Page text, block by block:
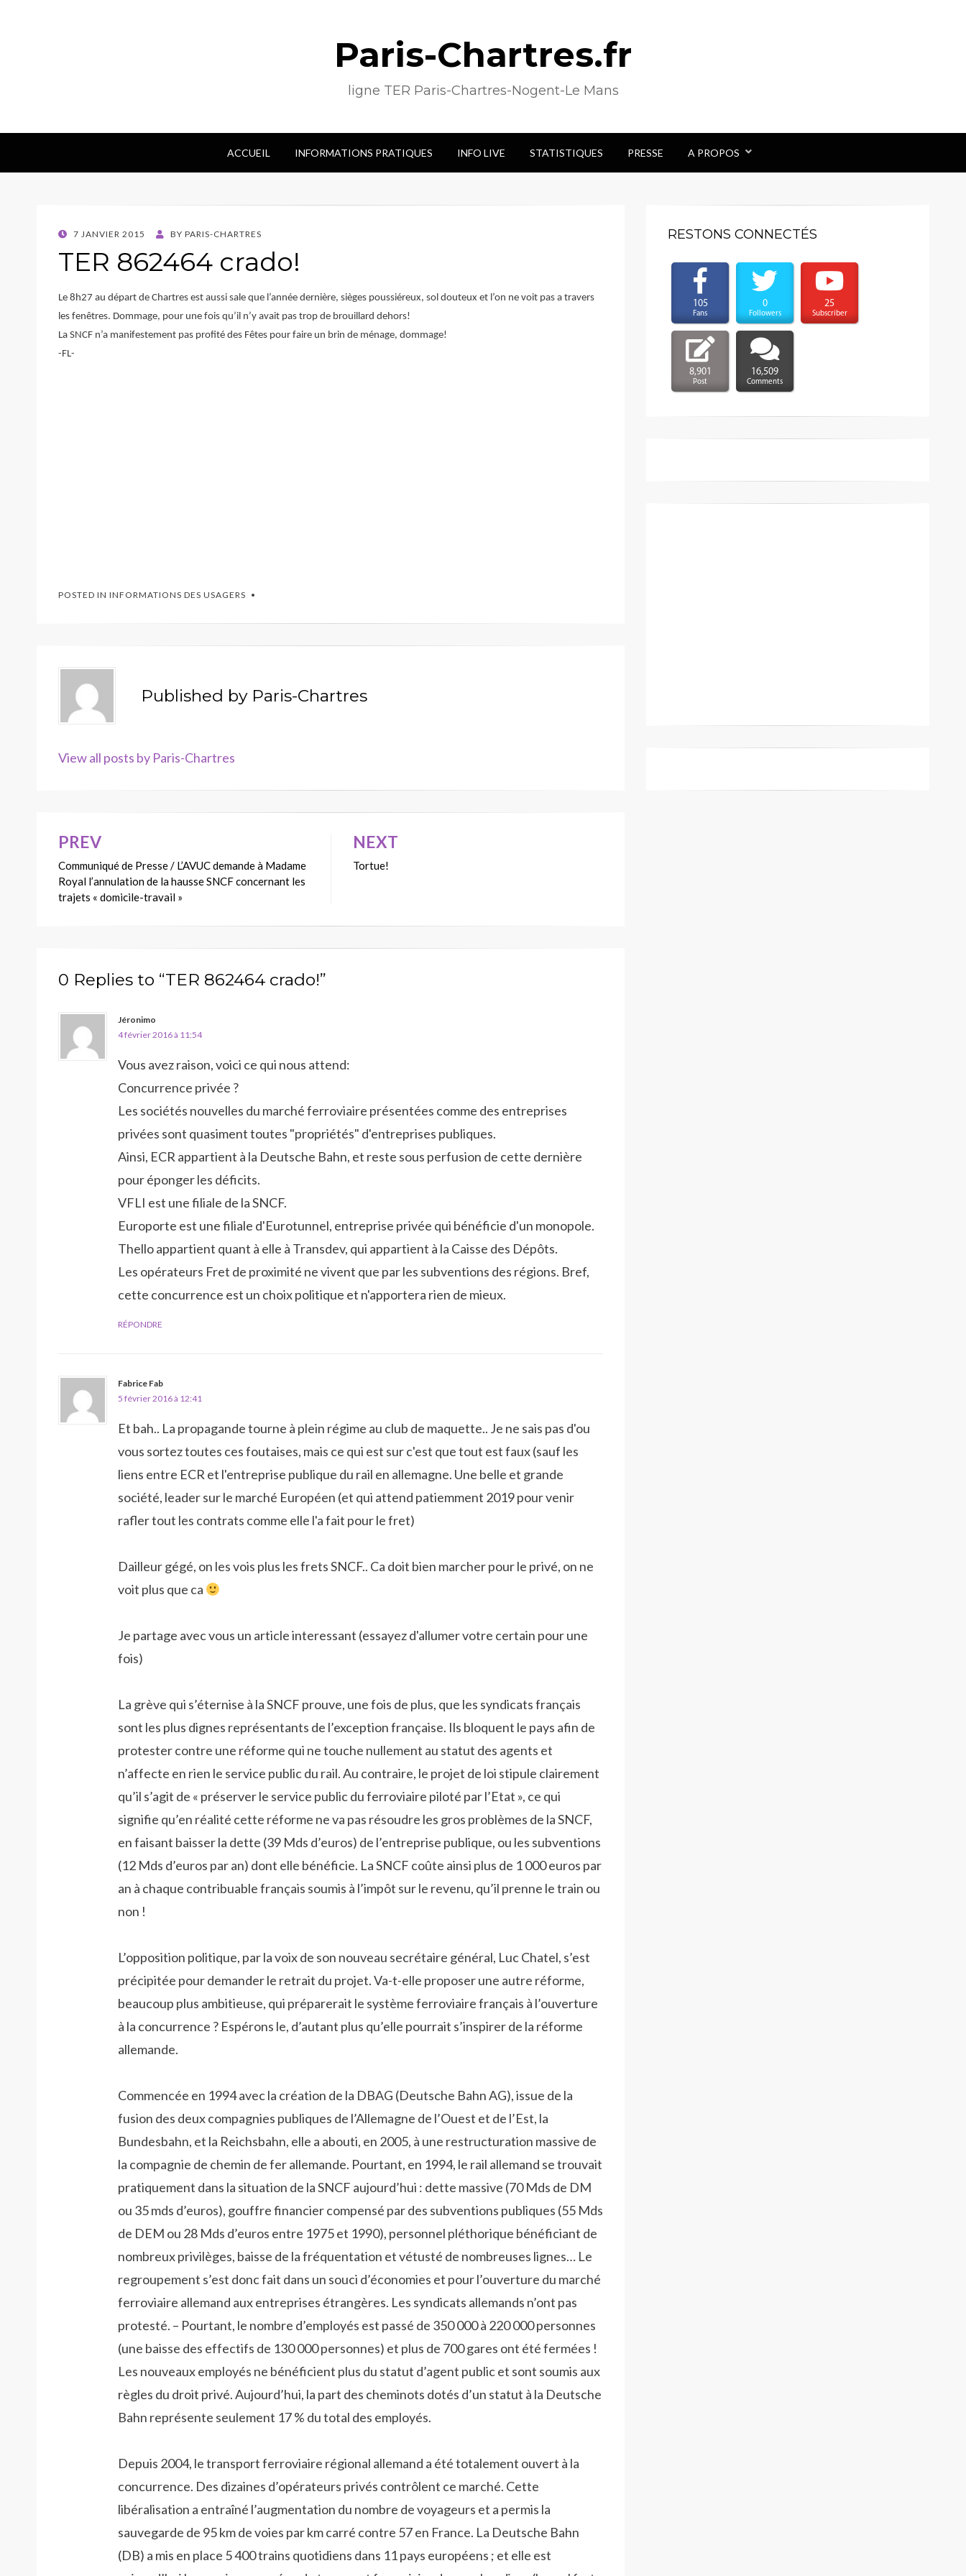
Paris-Chartres.fr
ligne TER Paris-Chartres-Nogent-Le Mans
ACCUEIL INFORMATIONS PRATIQUES INFO LIVE STATISTIQUES PRESSE A PROPOS
POSTED
7 JANVIER 2015 BY PARIS-CHARTRES
TER 862464 crado!
Le 8h27 au départ de Chartres est aussi sale que l’année dernière, sièges poussiéreux, sol douteux et l’on ne voit pas a travers
les fenêtres. Dommage, pour une fois qu’il n’y avait pas trop de brouillard dehors!
La SNCF n’a manifestement pas profité des Fêtes pour faire un brin de ménage, dommage!
-FL-
POSTED IN INFORMATIONS DES USAGERS
Published by Paris-Chartres
View all posts by Paris-Chartres
Navigation
de
l’article
PREV
Communiqué de Presse / L’AVUC demande à Madame
Royal l’annulation de la hausse SNCF concernant les
trajets « domicile-travail »
NEXT
Tortue!
0 Replies to “TER 862464 crado!”
Jéronimo
4 février 2016 à 11:54
Vous avez raison, voici ce qui nous attend:
Concurrence privée ?
Les sociétés nouvelles du marché ferroviaire présentées comme des entreprises
privées sont quasiment toutes "propriétés" d'entreprises publiques.
Ainsi, ECR appartient à la Deutsche Bahn, et reste sous perfusion de cette dernière
pour éponger les déficits.
VFLI est une filiale de la SNCF.
Europorte est une filiale d'Eurotunnel, entreprise privée qui bénéficie d'un monopole.
Thello appartient quant à elle à Transdev, qui appartient à la Caisse des Dépôts.
Les opérateurs Fret de proximité ne vivent que par les subventions des régions. Bref,
cette concurrence est un choix politique et n'apportera rien de mieux.
RÉPONDRE
Fabrice Fab
5 février 2016 à 12:41
Et bah.. La propagande tourne à plein régime au club de maquette.. Je ne sais pas d'ou
vous sortez toutes ces foutaises, mais ce qui est sur c'est que tout est faux (sauf les
liens entre ECR et l'entreprise publique du rail en allemagne. Une belle et grande
société, leader sur le marché Européen (et qui attend patiemment 2019 pour venir
rafler tout les contrats comme elle l'a fait pour le fret)
Dailleur gégé, on les vois plus les frets SNCF.. Ca doit bien marcher pour le privé, on ne
voit plus que ca
Je partage avec vous un article interessant (essayez d'allumer votre certain pour une
fois)
La grève qui s’éternise à la SNCF prouve, une fois de plus, que les syndicats français
sont les plus dignes représentants de l’exception française. Ils bloquent le pays afin de
protester contre une réforme qui ne touche nullement au statut des agents et
n’affecte en rien le service public du rail. Au contraire, le projet de loi stipule clairement
qu’il s’agit de « préserver le service public du ferroviaire piloté par l’Etat », ce qui
signifie qu’en réalité cette réforme ne va pas résoudre les gros problèmes de la SNCF,
en faisant baisser la dette (39 Mds d’euros) de l’entreprise publique, ou les subventions
(12 Mds d’euros par an) dont elle bénéficie. La SNCF coûte ainsi plus de 1 000 euros par
an à chaque contribuable français soumis à l’impôt sur le revenu, qu’il prenne le train ou
non !
L’opposition politique, par la voix de son nouveau secrétaire général, Luc Chatel, s’est
précipitée pour demander le retrait du projet. Va-t-elle proposer une autre réforme,
beaucoup plus ambitieuse, qui préparerait le système ferroviaire français à l’ouverture
à la concurrence ? Espérons le, d’autant plus qu’elle pourrait s’inspirer de la réforme
allemande.
Commencée en 1994 avec la création de la DBAG (Deutsche Bahn AG), issue de la
fusion des deux compagnies publiques de l’Allemagne de l’Ouest et de l’Est, la
Bundesbahn, et la Reichsbahn, elle a abouti, en 2005, à une restructuration massive de
la compagnie de chemin de fer allemande. Pourtant, en 1994, le rail allemand se trouvait
pratiquement dans la situation de la SNCF aujourd’hui : dette massive (70 Mds de DM
ou 35 mds d’euros), gouffre financier compensé par des subventions publiques (55 Mds
de DEM ou 28 Mds d’euros entre 1975 et 1990), personnel pléthorique bénéficiant de
nombreux privilèges, baisse de la fréquentation et vétusté de nombreuses lignes… Le
regroupement s’est donc fait dans un souci d’économies et pour l’ouverture du marché
ferroviaire allemand aux entreprises étrangères. Les syndicats allemands n’ont pas
protesté. – Pourtant, le nombre d’employés est passé de 350 000 à 220 000 personnes
(une baisse des effectifs de 130 000 personnes) et plus de 700 gares ont été fermées !
Les nouveaux employés ne bénéficient plus du statut d’agent public et sont soumis aux
règles du droit privé. Aujourd’hui, la part des cheminots dotés d’un statut à la Deutsche
Bahn représente seulement 17 % du total des employés.
Depuis 2004, le transport ferroviaire régional allemand a été totalement ouvert à la
concurrence. Des dizaines d’opérateurs privés contrôlent ce marché. Cette
libéralisation a entraîné l’augmentation du nombre de voyageurs et a permis la
sauvegarde de 95 km de voies par km carré contre 57 en France. La Deutsche Bahn
(DB) a mis en place 5 400 trains quotidiens dans 11 pays européens ; et elle est
RESTONS CONNECTÉS
105
Fans
0
Followers
25
Subscriber
8,901
Post
16,509
Comments